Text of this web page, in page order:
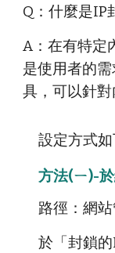
Q：什麼是IP
A：在有特定
是使用者的
具，可以針對
設定方式如
方法(ㄧ)-
路徑：網
於「封鎖的